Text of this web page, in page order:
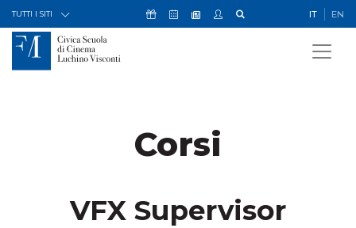
Skip to Content
TUTTI I SITI Icona Sostienici
Icona Calendario Eventi
Icona Newsletter
Icona My Civica IT EN
Corsi
VFX Supervisor